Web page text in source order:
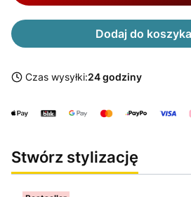
Dodaj do koszyka
Czas wysyłki:24 godziny
Stwórz stylizację